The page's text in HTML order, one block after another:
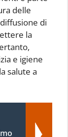
delle
di
la
e igiene
salute a